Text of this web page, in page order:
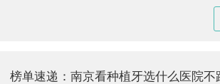
榜单速递：南京看种植牙选什么医院不